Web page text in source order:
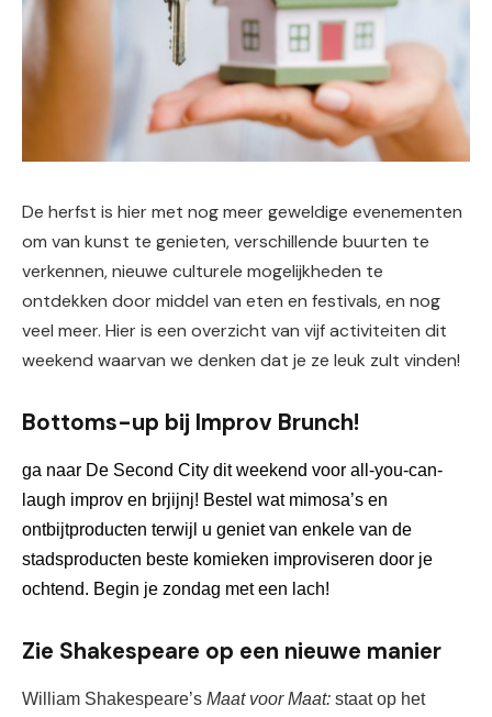
De herfst is hier met nog meer geweldige evenementen
om van kunst te genieten, verschillende buurten te
verkennen, nieuwe culturele mogelijkheden te
ontdekken door middel van eten en festivals, en nog
veel meer. Hier is een overzicht van vijf activiteiten dit
weekend waarvan we denken dat je ze leuk zult vinden!
Bottoms-up bij Improv Brunch!
ga naar De Second City dit weekend voor all-you-can-
laugh improv en brjijnj! Bestel wat mimosa’s en
ontbijtproducten terwijl u geniet van enkele van de
stadsproducten beste komieken improviseren door je
ochtend. Begin je zondag met een lach!
Zie Shakespeare op een nieuwe manier
William Shakespeare’s Maat voor Maat: staat op het